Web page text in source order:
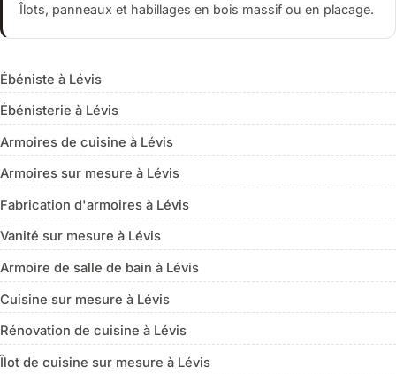
Îlots, panneaux et habillages en bois massif ou en placage.
Ébéniste à Lévis
Ébénisterie à Lévis
Armoires de cuisine à Lévis
Armoires sur mesure à Lévis
Fabrication d'armoires à Lévis
Vanité sur mesure à Lévis
Armoire de salle de bain à Lévis
Cuisine sur mesure à Lévis
Rénovation de cuisine à Lévis
Îlot de cuisine sur mesure à Lévis